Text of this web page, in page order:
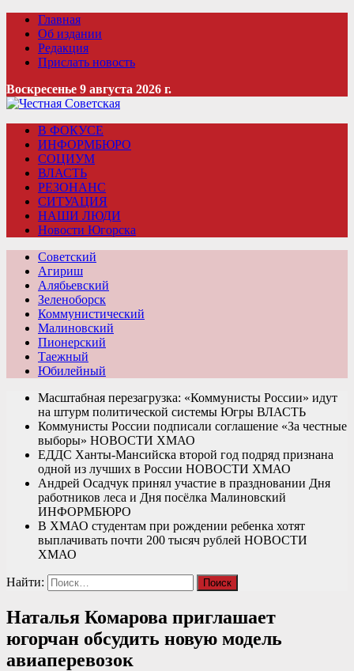
Главная
Об издании
Редакция
Прислать новость
Воскресенье 9 августа 2026 г.
В ФОКУСЕ
ИНФОРМБЮРО
СОЦИУМ
ВЛАСТЬ
РЕЗОНАНС
СИТУАЦИЯ
НАШИ ЛЮДИ
Новости Югорска
Советский
Агириш
Алябьевский
Зеленоборск
Коммунистический
Малиновский
Пионерский
Таежный
Юбилейный
Масштабная перезагрузка: «Коммунисты России» идут
на штурм политической системы Югры ВЛАСТЬ
Коммунисты России подписали соглашение «За честные
выборы» НОВОСТИ ХМАО
ЕДДС Ханты-Мансийска второй год подряд признана
одной из лучших в России НОВОСТИ ХМАО
Андрей Осадчук принял участие в праздновании Дня
работников леса и Дня посёлка Малиновский
ИНФОРМБЮРО
В ХМАО студентам при рождении ребенка хотят
выплачивать почти 200 тысяч рублей НОВОСТИ
ХМАО
Найти:
Наталья Комарова приглашает
югорчан обсудить новую модель
авиаперевозок